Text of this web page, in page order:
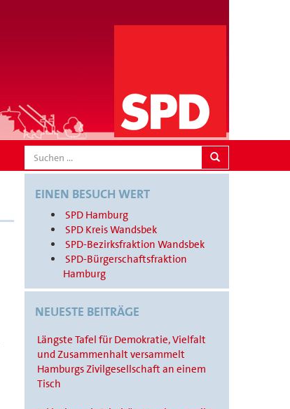
SEARCH
EINEN BESUCH WERT
SPD Hamburg
SPD Kreis Wandsbek
SPD-Bezirksfraktion Wandsbek
SPD-Bürgerschaftsfraktion
Hamburg
NEUESTE BEITRÄGE
Längste Tafel für Demokratie, Vielfalt
und Zusammenhalt versammelt
Hamburgs Zivilgesellschaft an einem
Tisch